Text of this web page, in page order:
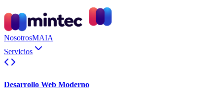
NosotrosMAIA
Servicios
Desarrollo Web Moderno